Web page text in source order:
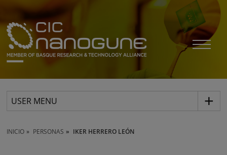
USER MENU
INICIO PERSONAS IKER HERRERO LEÓN